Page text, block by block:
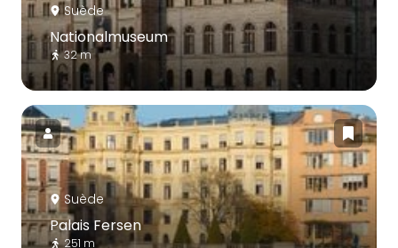
Suède
Nationalmuseum
32 m
Suède
Palais Fersen
251 m